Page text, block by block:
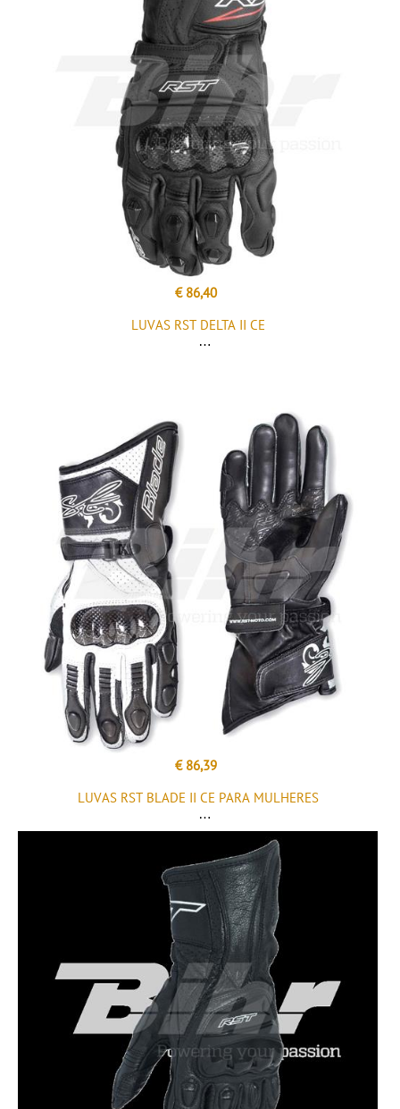
€ 86,40
LUVAS RST DELTA II CE
€ 86,39
LUVAS RST BLADE II CE PARA MULHERES